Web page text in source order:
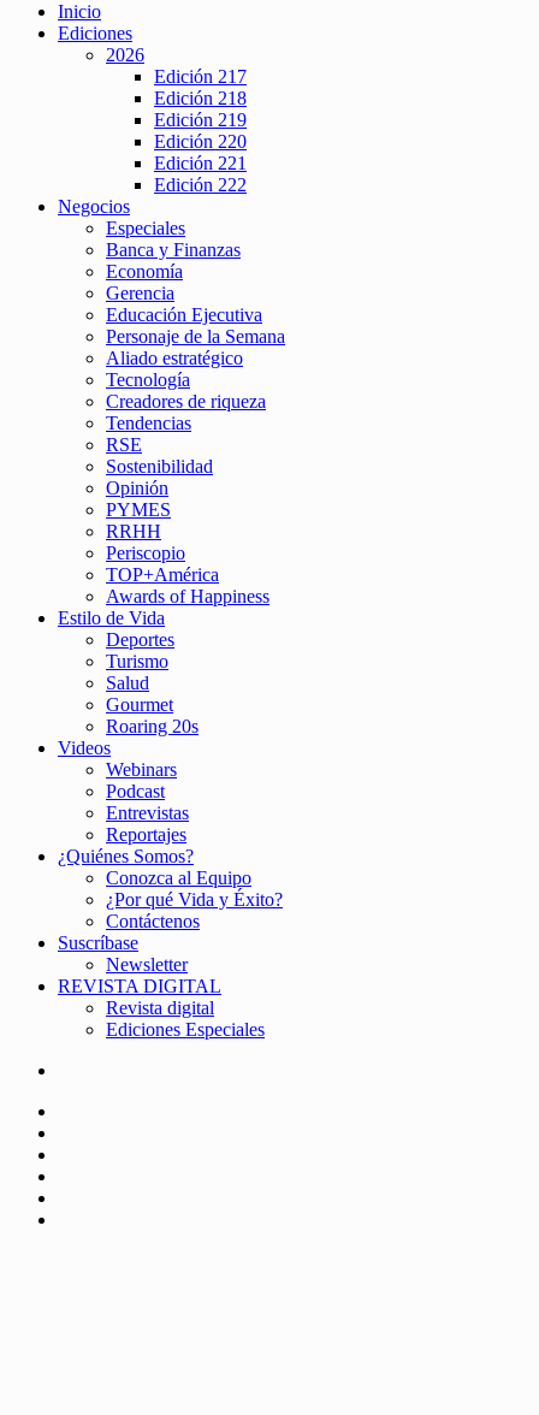
Inicio
Ediciones
2026
Edición 217
Edición 218
Edición 219
Edición 220
Edición 221
Edición 222
Negocios
Especiales
Banca y Finanzas
Economía
Gerencia
Educación Ejecutiva
Personaje de la Semana
Aliado estratégico
Tecnología
Creadores de riqueza
Tendencias
RSE
Sostenibilidad
Opinión
PYMES
RRHH
Periscopio
TOP+América
Awards of Happiness
Estilo de Vida
Deportes
Turismo
Salud
Gourmet
Roaring 20s
Videos
Webinars
Podcast
Entrevistas
Reportajes
¿Quiénes Somos?
Conozca al Equipo
¿Por qué Vida y Éxito?
Contáctenos
Suscríbase
Newsletter
REVISTA DIGITAL
Revista digital
Ediciones Especiales